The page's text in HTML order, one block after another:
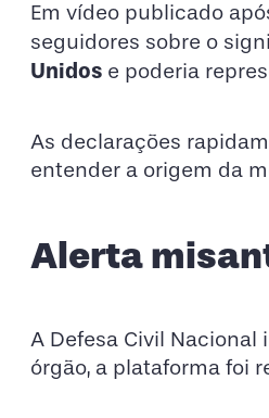
Em vídeo publicado
seguidores sobre o
Unidos e poderia
As declarações
entender a origem da
Alerta
A Defesa Civil
órgão, a plataforma foi